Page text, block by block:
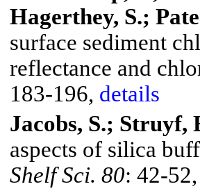
Hagerthey, S.;
surface sediment
reflectance and
183-196, details
Jacobs, S.; Struyf,
aspects of silica
Shelf Sci. 80: 42-52,